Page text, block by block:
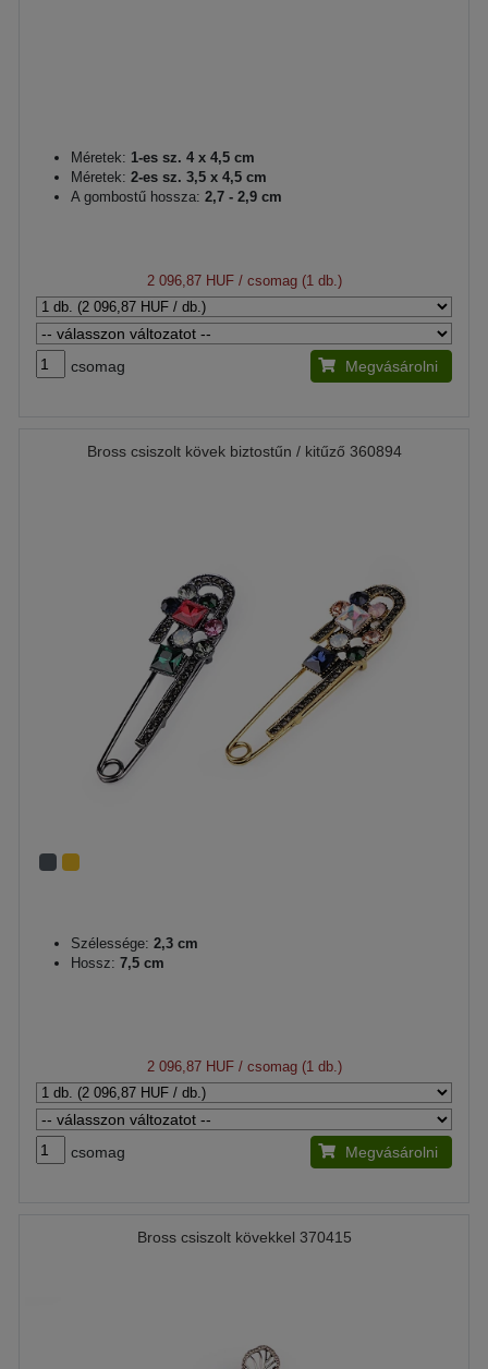
Méretek: 1-es sz. 4 x 4,5 cm
Méretek: 2-es sz. 3,5 x 4,5 cm
A gombostű hossza: 2,7 - 2,9 cm
2 096,87 HUF/ csomag (1 db.)
csomag Megvásárolni
Bross csiszolt kövek biztostűn / kitűző 360894
Szélessége: 2,3 cm
Hossz: 7,5 cm
2 096,87 HUF/ csomag (1 db.)
csomag Megvásárolni
Bross csiszolt kövekkel 370415